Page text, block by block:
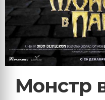
Монстр